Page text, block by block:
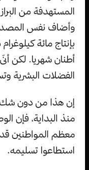
المستهدفة من البراز
وأضاف نفس
الفضلات البشرية
إن هذا من دون شك
منذ البداية، فإن
معظم المواطنين قد
استطاعوا تسليمه.